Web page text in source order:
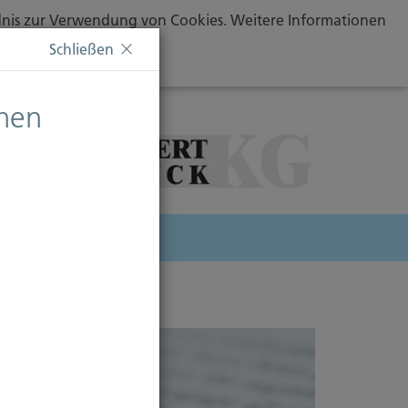
zur Verwendung von Cookies. Weitere Informationen
Schließen